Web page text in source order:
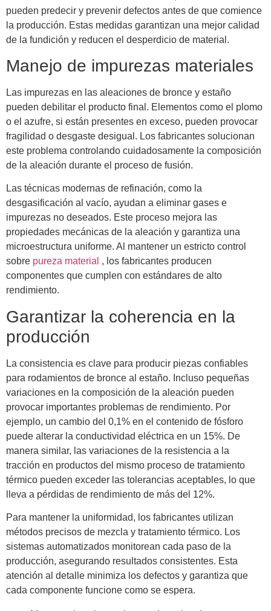
pueden predecir y prevenir defectos antes de que comience
la producción. Estas medidas garantizan una mejor calidad
de la fundición y reducen el desperdicio de material.
Manejo de impurezas materiales
Las impurezas en las aleaciones de bronce y estaño
pueden debilitar el producto final. Elementos como el plomo
o el azufre, si están presentes en exceso, pueden provocar
fragilidad o desgaste desigual. Los fabricantes solucionan
este problema controlando cuidadosamente la composición
de la aleación durante el proceso de fusión.
Las técnicas modernas de refinación, como la
desgasificación al vacío, ayudan a eliminar gases e
impurezas no deseados. Este proceso mejora las
propiedades mecánicas de la aleación y garantiza una
microestructura uniforme. Al mantener un estricto control
sobre pureza material , los fabricantes producen
componentes que cumplen con estándares de alto
rendimiento.
Garantizar la coherencia en la
producción
La consistencia es clave para producir piezas confiables
para rodamientos de bronce al estaño. Incluso pequeñas
variaciones en la composición de la aleación pueden
provocar importantes problemas de rendimiento. Por
ejemplo, un cambio del 0,1% en el contenido de fósforo
puede alterar la conductividad eléctrica en un 15%. De
manera similar, las variaciones de la resistencia a la
tracción en productos del mismo proceso de tratamiento
térmico pueden exceder las tolerancias aceptables, lo que
lleva a pérdidas de rendimiento de más del 12%.
Para mantener la uniformidad, los fabricantes utilizan
métodos precisos de mezcla y tratamiento térmico. Los
sistemas automatizados monitorean cada paso de la
producción, asegurando resultados consistentes. Esta
atención al detalle minimiza los defectos y garantiza que
cada componente funcione como se espera.